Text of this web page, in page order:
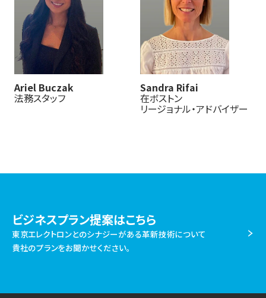
Ariel Buczak
法務スタッフ
Sandra Rifai
在ボストン
リージョナル・アドバイザー
ビジネスプラン提案はこちら
東京エレクトロンとのシナジーがある革新技術について
貴社のプランをお聞かせください。